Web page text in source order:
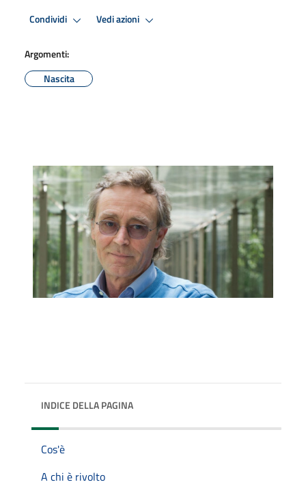
Condividi Vedi azioni
Argomenti:
Nascita
INDICE DELLA PAGINA
Cos'è
A chi è rivolto